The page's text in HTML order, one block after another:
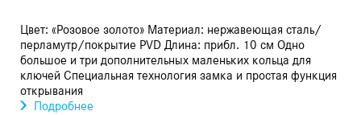
Цвет: «Розовое золото» Материал: нержавеющая сталь/
перламутр/покрытие PVD Длина: прибл. 10 см Одно
большое и три дополнительных маленьких кольца для
ключей Специальная технология замка и простая функция
открывания
Подробнее